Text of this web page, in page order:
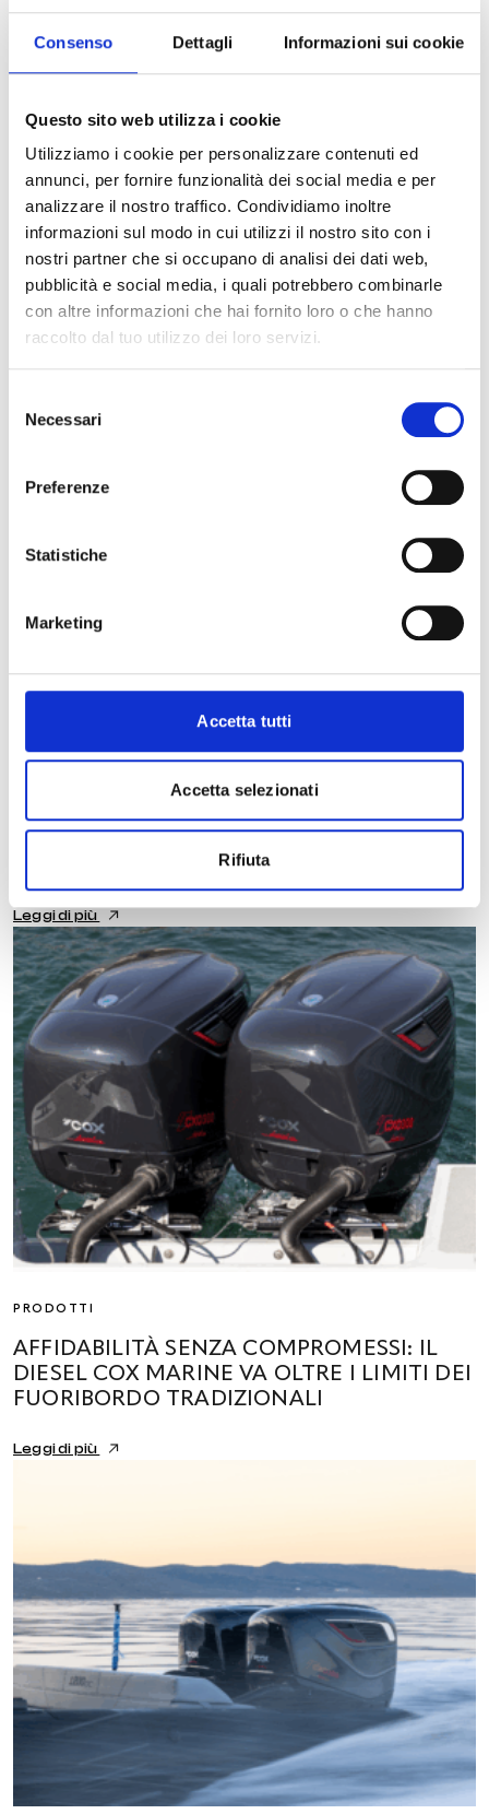
Consenso Dettagli Informazioni sui cookie
Questo sito web utilizza i cookie
Utilizziamo i cookie per personalizzare contenuti ed
annunci, per fornire funzionalità dei social media e per
analizzare il nostro traffico. Condividiamo inoltre
informazioni sul modo in cui utilizzi il nostro sito con i
nostri partner che si occupano di analisi dei dati web,
pubblicità e social media, i quali potrebbero combinarle
con altre informazioni che hai fornito loro o che hanno
raccolto dal tuo utilizzo dei loro servizi.
delNecessari
Preferenze
Statistiche
Marketing
Accetta tutti
Accetta selezionati
Rifiuta
APPROFONDIMENTI
TUTTO CIÒ CHE C’È DA SAPERE SULLE
ELICHE E SUL PERCHÉ FANNO LA
Leggi di più
COX MARINE CONSEGNA UN ORDINE
RECORD DI FLOTTE PER UN PROGETTO
MILITARE EUROPEO
Leggi di più
PRODOTTI
AFFIDABILITÀ SENZA COMPROMESSI: IL
DIESEL COX MARINE VA OLTRE I LIMITI DEI
FUORIBORDO TRADIZIONALI
Leggi di più